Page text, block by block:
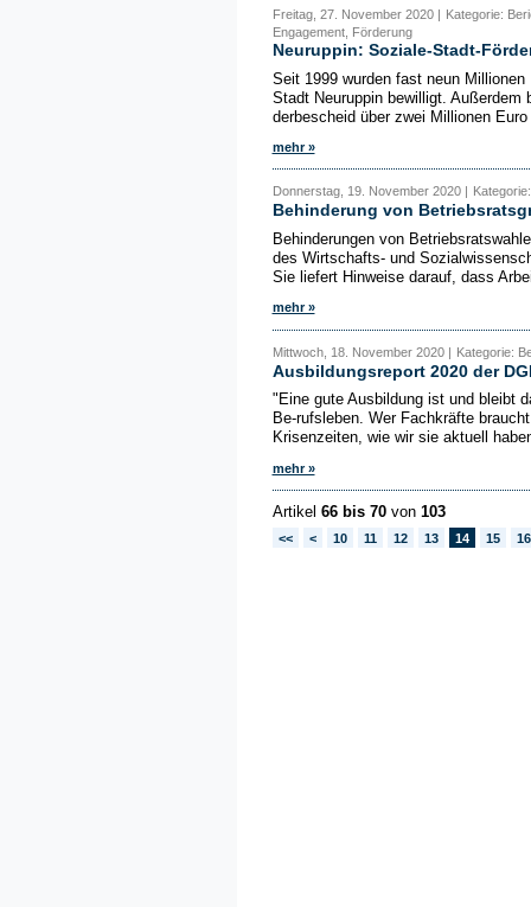
Freitag, 27. November 2020 | Kategorie:
Engagement, Förderung
Neuruppin: Soziale-Stadt-
Seit 1999 wurden fast neun
Stadt Neuruppin bewilligt. Außerdem
derbescheid über zwei Millionen
mehr »
Donnerstag, 19. November 2020 |
Behinderung von
Behinderungen von
des Wirtschafts- und
Sie liefert Hinweise darauf, dass
mehr »
Mittwoch, 18. November 2020 | Kategorie:
Ausbildungsreport 2020 der
"Eine gute Ausbildung ist und bleibt
Be-rufsleben. Wer Fachkräfte
Krisenzeiten, wie wir sie aktuell
mehr »
Artikel 66 bis 70von 103
<< < 10 11 12 13 14 15 16